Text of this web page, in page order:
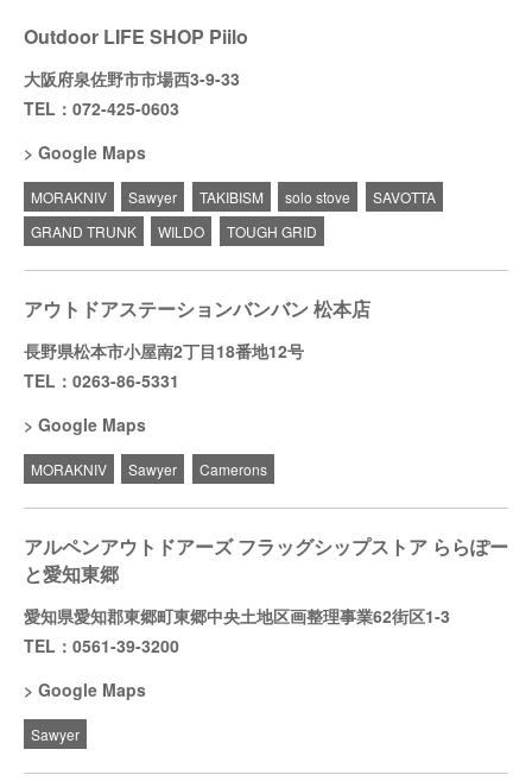
Outdoor LIFE SHOP Piilo
大阪府泉佐野市市場西3-9-33
TEL：072-425-0603
Google Maps
MORAKNIV Sawyer TAKIBISM solo stove
SAVOTTA
GRAND TRUNK
WILDO TOUGH GRID
アウトドアステーションバンバン 松本店
長野県松本市小屋南2丁目18番地12号
TEL：0263-86-5331
Google Maps
MORAKNIV Sawyer Camerons
アルペンアウトドアーズ フラッグシップストア ららぽー
と愛知東郷
愛知県愛知郡東郷町東郷中央土地区画整理事業62街区1-3
TEL：0561-39-3200
Google Maps
Sawyer